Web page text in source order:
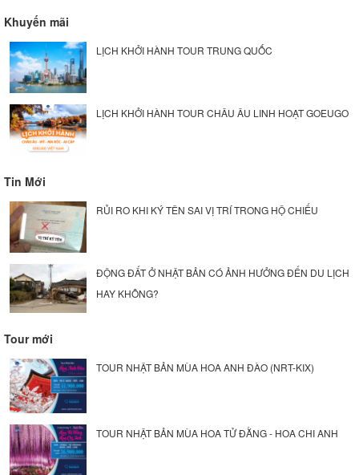
Khuyến mãi
LỊCH KHỞI HÀNH TOUR TRUNG QUỐC
LỊCH KHỞI HÀNH TOUR CHÂU ÂU LINH HOẠT GOEUGO
Tin Mới
RỦI RO KHI KÝ TÊN SAI VỊ TRÍ TRONG HỘ CHIẾU
ĐỘNG ĐẤT Ở NHẬT BẢN CÓ ẢNH HƯỞNG ĐẾN DU LỊCH
HAY KHÔNG?
Tour mới
TOUR NHẬT BẢN MÙA HOA ANH ĐÀO (NRT-KIX)
TOUR NHẬT BẢN MÙA HOA TỬ ĐẰNG - HOA CHI ANH